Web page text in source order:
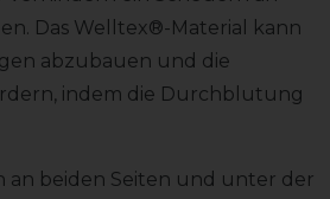
Das Welltex®-Material kann
abzubauen und die
indem die Durchblutung
an beiden Seiten und unter der